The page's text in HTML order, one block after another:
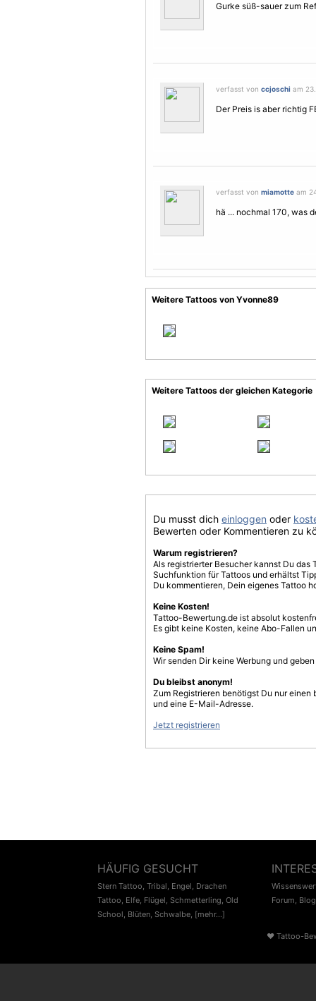
Gurke süß-sauer zum
verfasst von ccjoschi am
Der Preis is aber richtig
verfasst von miamotte am
hä ... nochmal 170, was
Weitere Tattoos von Yvonne89
Weitere Tattoos der gleichen Kategorie
Du musst dich einloggen oder
Bewerten oder Kommentieren zu
Warum registrieren?
Als registrierter Besucher kannst Du
Suchfunktion für Tattoos und erhältst
Du kommentieren, Dein eigenes Tattoo
Keine Kosten!
Tattoo-Bewertung.de ist absolut
Es gibt keine Kosten, keine Abo-Fallen
Keine Spam!
Wir senden Dir keine Werbung und
Du bleibst anonym!
Zum Registrieren benötigst Du nur einen
und eine E-Mail-Adresse.
Jetzt registrieren
HÄUFIG GESUCHT
Stern Tattoo, Tribal, Engel, Drachen
Tattoo, Elfe, Flügel, Schmetterling, Old
School, Blüten, Schwalbe, [mehr...]
Forum, Blog
♥ Tattoo-